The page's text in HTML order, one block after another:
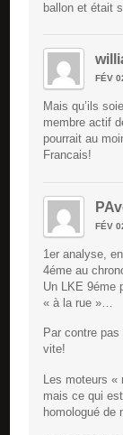
ballon et était
FÉV
Mais qu’ils
membre actif
pourrait au
Francais!
FÉV
1er analyse,
4éme au
Un LKE 9éme
« à la rue »…
Par contre
vite!
Les moteurs
mais ce qui
homologué de